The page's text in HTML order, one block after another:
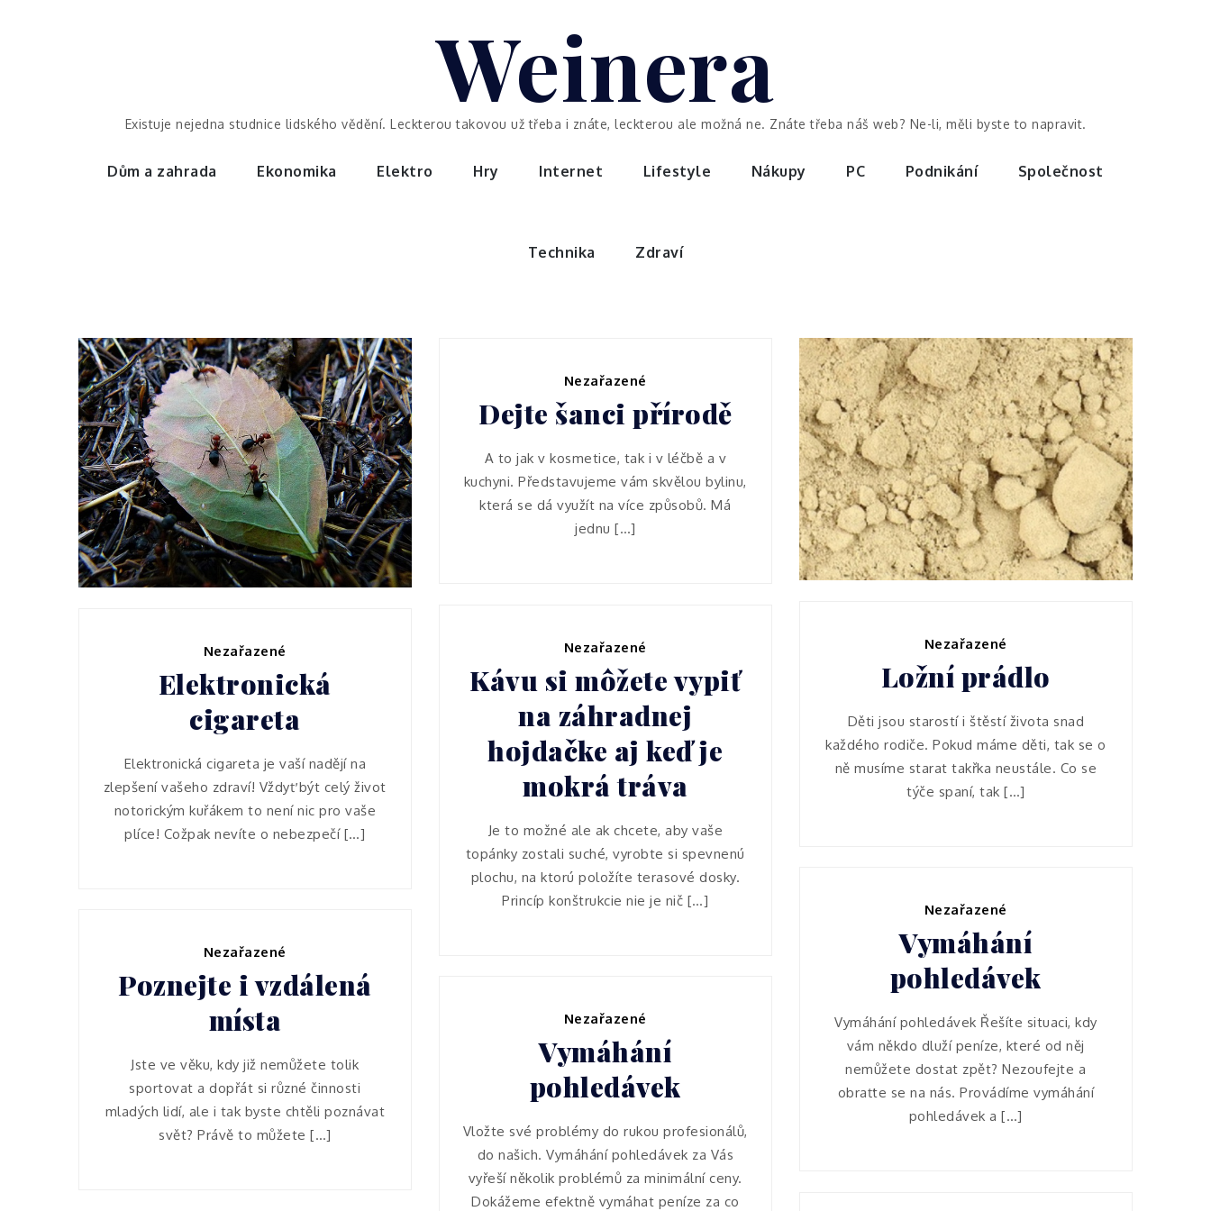
Weinera
Existuje nejedna studnice lidského vědění. Leckterou takovou už třeba i znáte, leckterou ale možná ne. Znáte třeba náš web? Ne-li, měli byste to napravit.
Dům a zahrada Ekonomika Elektro Hry Internet Lifestyle Nákupy PC Podnikání Společnost
Technika Zdraví
Podnikání
Jak na mravence
Nezařazené
Dejte šanci přírodě
A to jak v kosmetice, tak i v léčbě a v
kuchyni. Představujeme vám skvělou bylinu,
která se dá využít na více způsobů. Má
jednu […]
Nákupy
Znáte kavu?
Nezařazené
Ložní prádlo
Děti jsou starostí i štěstí života snad
každého rodiče. Pokud máme děti, tak se o
ně musíme starat takřka neustále. Co se
týče spaní, tak […]
Nezařazené
Kávu si môžete vypiť
na záhradnej
hojdačke aj keď je
mokrá tráva
Je to možné ale ak chcete, aby vaše
topánky zostali suché, vyrobte si spevnenú
plochu, na ktorú položíte terasové dosky.
Princíp konštrukcie nie je nič […]
Nezařazené
Elektronická
cigareta
Elektronická cigareta je vaší nadějí na
zlepšení vašeho zdraví! Vždyť být celý život
notorickým kuřákem to není nic pro vaše
plíce! Cožpak nevíte o nebezpečí […]
Nezařazené
Vymáhání
pohledávek
Vymáhání pohledávek Řešíte situaci, kdy
vám někdo dluží peníze, které od něj
nemůžete dostat zpět? Nezoufejte a
obraťte se na nás. Provádíme vymáhání
pohledávek a […]
Nezařazené
Poznejte i vzdálená
místa
Jste ve věku, kdy již nemůžete tolik
sportovat a dopřát si různé činnosti
mladých lidí, ale i tak byste chtěli poznávat
svět? Právě to můžete […]
Nezařazené
Vymáhání
pohledávek
Vložte své problémy do rukou profesionálů,
do našich. Vymáhání pohledávek za Vás
vyřeší několik problémů za minimální ceny.
Dokážeme efektně vymáhat peníze za co